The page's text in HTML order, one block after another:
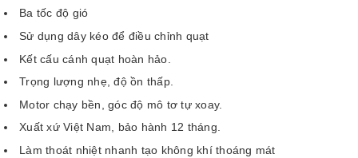
Ba tốc độ gió
Sử dụng dây kéo để điều chỉnh quạt
Kết cấu cánh quạt hoàn hảo.
Trọng lượng nhẹ, độ ồn thấp.
Motor chạy bền, góc độ mô tơ tự xoay.
Xuất xứ Việt Nam, bảo hành 12 tháng.
Làm thoát nhiệt nhanh tạo không khí thoáng mát